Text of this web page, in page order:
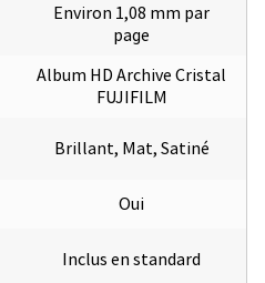
Environ 1,08 mm par
page
Album HD Archive Cristal
FUJIFILM
Brillant, Mat, Satiné
Oui
Inclus en standard